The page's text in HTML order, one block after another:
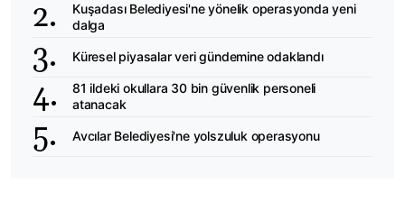
Kuşadası Belediyesi'ne yönelik operasyonda yeni
dalga
Küresel piyasalar veri gündemine odaklandı
81 ildeki okullara 30 bin güvenlik personeli
atanacak
Avcılar Belediyesi'ne yolszuluk operasyonu